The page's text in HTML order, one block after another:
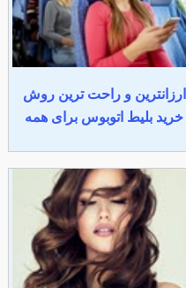
ارزانترین و راحت ترین روش
خرید بلیط اتوبوس برای همه